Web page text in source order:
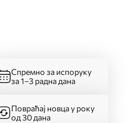
Спремно за испоруку
за 1–3 радна дана
Повраћај новца у року
од 30 дана